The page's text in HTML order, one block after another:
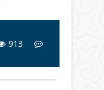
913